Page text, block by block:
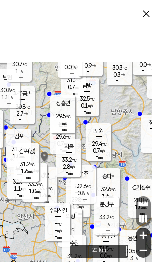
close
양주
31.2℃
0.7
-mm
과천
29.8℃
1.0m/s
- mm
용인
30.5℃
1.3m/s
경기광주
28.8℃
1.0m/s
-mm
파주금촌
30.8℃
2.7m/s
-mm
30.3℃
0.3m/s
-mm
창
-
-m/
-
탄현
30.8℃
1.1 m/s
-mm
0.0m/s
-mm
의왕
- ℃
m/s
mm
김포
31.7℃
1.0 m/s
mm
광명
33.7 ℃
1.4 m/s
-mm
부천
32.6℃
1.1 m/s
-mm
구로
33.3℃
1.0m/s
-mm
은평
29.6℃
0.7 m/s
- mm
노원
29.4℃
0.7m/s
-mm
송파*
32.6℃
1.6m/s
-mm
서초
32.6℃
0.8m/s
-mm
남방
32.5℃
0.1 m/s
-mm
기흥구갈
31.5℃
0.0m/s
-
수리산길
-℃
-m/s
-mm
분당구
33.2℃
-m/s
-mm
장흥면
29.5℃
-m/s
-mm
0.0m/s
-mm
김포(공)
31.2℃
1.6m/s
-mm
수원
31.2℃
1.7 m/s
서울
33.2℃
2.8m/s
-mm
30.7℃
1 m/s
-mm
0.9m/s
-mm
+
−
20 km